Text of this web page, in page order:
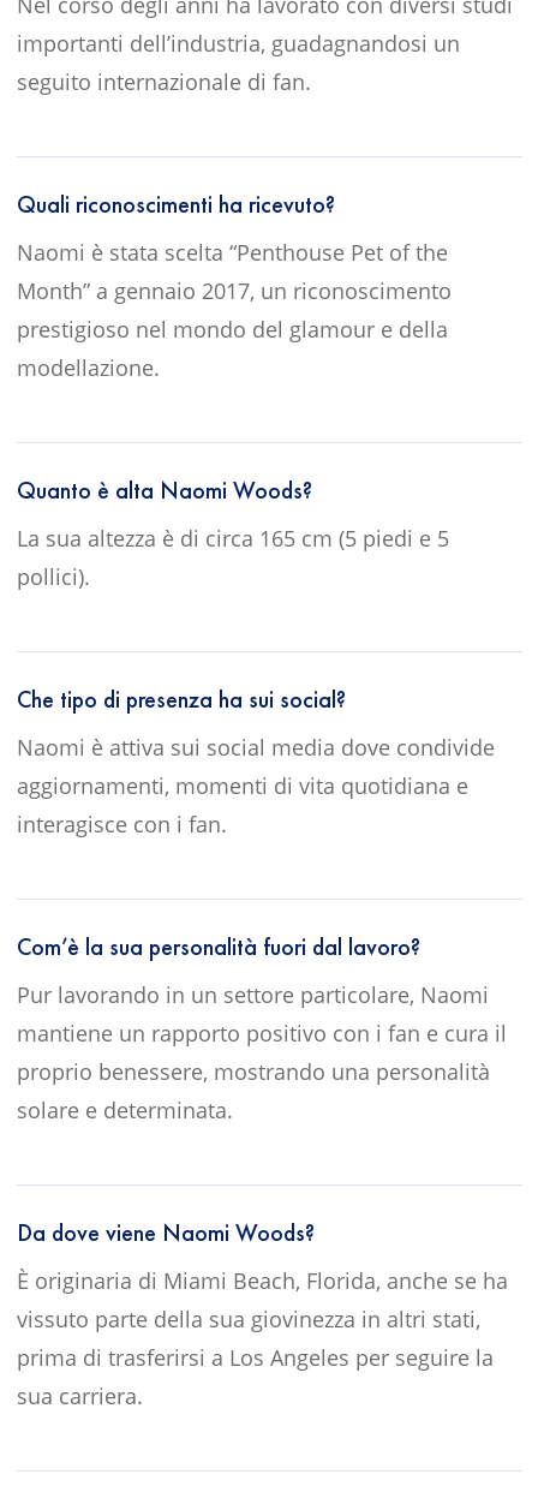
importanti dell’industria, guadagnandosi un
seguito internazionale di fan.
Quali riconoscimenti ha ricevuto?
Naomi è stata scelta “Penthouse Pet of the
Month” a gennaio 2017, un riconoscimento
prestigioso nel mondo del glamour e della
modellazione.
Quanto è alta Naomi Woods?
La sua altezza è di circa 165 cm (5 piedi e 5
pollici).
Che tipo di presenza ha sui social?
Naomi è attiva sui social media dove condivide
aggiornamenti, momenti di vita quotidiana e
interagisce con i fan.
Com’è la sua personalità fuori dal lavoro?
Pur lavorando in un settore particolare, Naomi
mantiene un rapporto positivo con i fan e cura il
proprio benessere, mostrando una personalità
solare e determinata.
Da dove viene Naomi Woods?
È originaria di Miami Beach, Florida, anche se ha
vissuto parte della sua giovinezza in altri stati,
prima di trasferirsi a Los Angeles per seguire la
sua carriera.